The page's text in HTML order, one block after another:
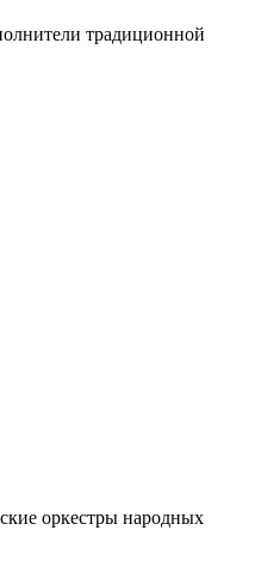
традиционной
оркестры народных